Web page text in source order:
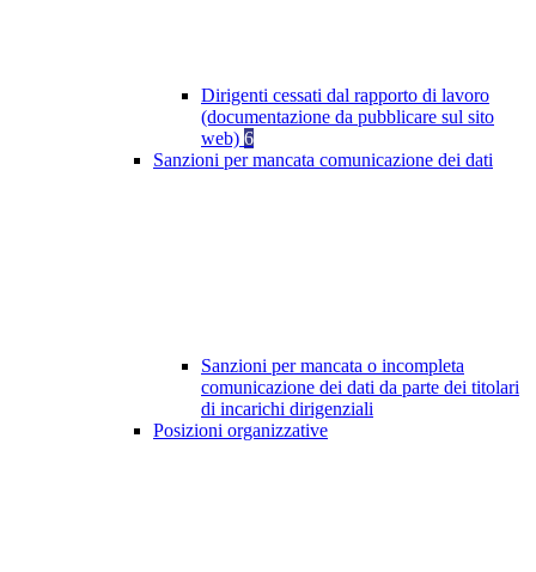
Dirigenti cessati dal rapporto di lavoro
(documentazione da pubblicare sul sito
web) 6
Sanzioni per mancata comunicazione dei dati
Sanzioni per mancata o incompleta
comunicazione dei dati da parte dei titolari
di incarichi dirigenziali
Posizioni organizzative